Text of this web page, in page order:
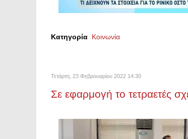
Κατηγορία Κοινωνία
Τετάρτη, 23 Φεβρουαρίου 2022 14:30
Σε εφαρμογή το τετραετές